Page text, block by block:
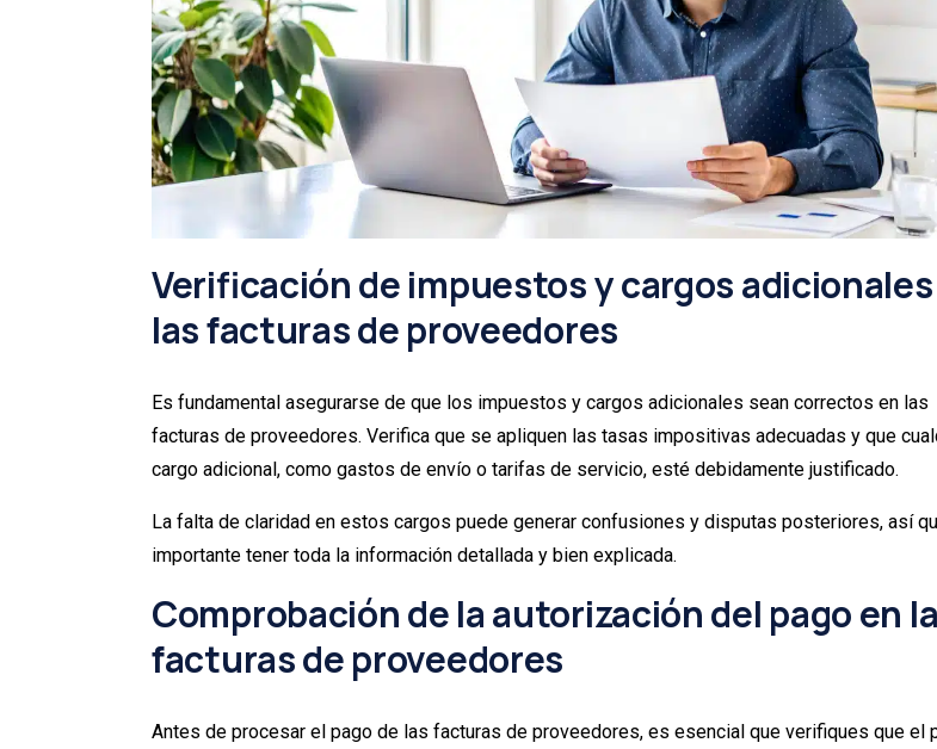
Verificación de impuestos y cargos
las facturas de proveedores
Es fundamental asegurarse de que los impuestos y cargos adicionales sean correctos en las
facturas de proveedores. Verifica que se apliquen las tasas impositivas adecuadas y que
cargo adicional, como gastos de envío o tarifas de servicio, esté debidamente justificado.
La falta de claridad en estos cargos puede generar confusiones y disputas posteriores, así
importante tener toda la información detallada y bien explicada.
Comprobación de la autorización del pago en
facturas de proveedores
Antes de procesar el pago de las facturas de proveedores, es esencial que verifiques que el